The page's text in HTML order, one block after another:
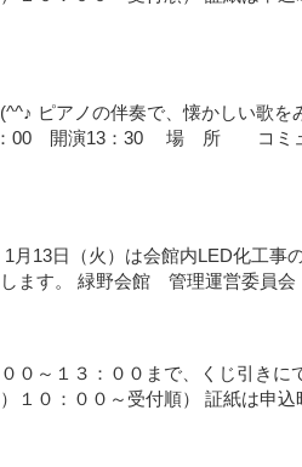
ピアノの伴奏で、懐かしい歌を
00 開演13：30 場 所 コミュ
月13日（火）は会館内LED化工事
ます。 緑野会館 管理運営委員会
０～１３：００まで、くじ引きに
１０：００～受付順） 証紙は申